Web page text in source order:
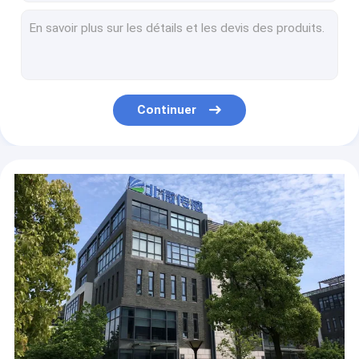
Contrôle d'UAV de navigation inertielle de sortie numérique MEMS de De petite taille-volume à haute précision d'accéléromètre d'AS100-30 plein
Puce à haute précision d'accéléromètre de Gyro100-500 MEMS
Puce performante d'accéléromètre de Gyro100-1000 MEMS
Commutateur simple de relais de commutateur d'inclinaison de sortie de tension de l'axe DIS334
Commutateur rentable de relais de commutateur d'inclinaison de sortie de tension du Double-axe DIS341
Continuer